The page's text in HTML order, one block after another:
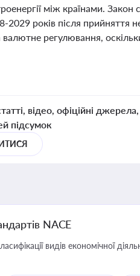
між країнами. Закон
2029 років після прийняття
регулювання,
відео, офіційні
підсумок
NACE
видів економічної